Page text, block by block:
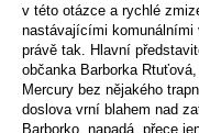
v této otázce a rychlé
nastávajícími komunálními
právě tak. Hlavní
občanka Barborka
Mercury bez nějakého
doslova vrní blahem nad
Barborko, napadá, přece